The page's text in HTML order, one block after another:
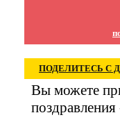
ПОДЕЛИТЕСЬ С
Вы можете